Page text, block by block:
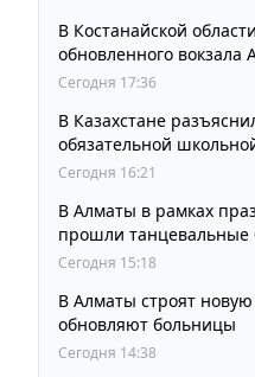
В Костанайской
обновленного вокзала
Сегодня 17:36
В Казахстане
обязательной
Сегодня 16:21
В Алматы в рамках
прошли танцевальные
Your Style
Сегодня 15:18
В Алматы строят
обновляют больницы
Сегодня 14:38